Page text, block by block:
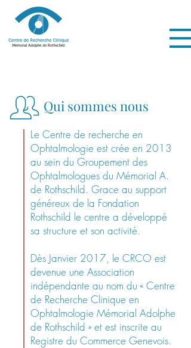
Qui sommes nous
Le Centre de recherche en
Ophtalmologie est crée en 2013
au sein du Groupement des
Ophtalmologues du Mémorial A.
de Rothschild. Grace au support
généreux de la Fondation
Rothschild le centre a développé
sa structure et son activité.
Dès Janvier 2017, le CRCO est
devenue une Association
indépendante au nom du « Centre
de Recherche Clinique en
Ophtalmologie Mémorial Adolphe
de Rothschild » et est inscrite au
Registre du Commerce Genevois.